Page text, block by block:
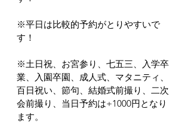
※平日は比較的予約がとりやすいで
す！
※土日祝、お宮参り、七五三、入学卒
業、入園卒園、成人式、マタニティ、
百日祝い、節句、結婚式前撮り、二次
会前撮り、当日予約は+1000円となり
ます。